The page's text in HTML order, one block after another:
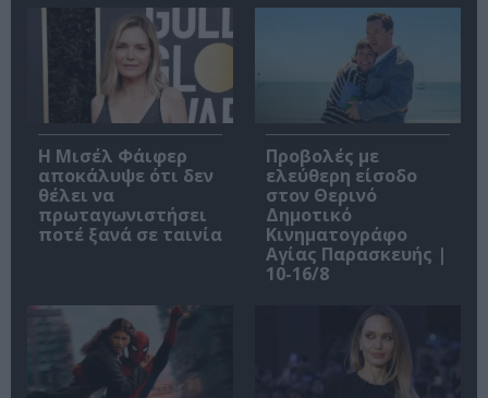
Η Μισέλ Φάιφερ
αποκάλυψε ότι δεν
θέλει να
πρωταγωνιστήσει
ποτέ ξανά σε ταινία
Προβολές με
ελεύθερη είσοδο
στον Θερινό
Δημοτικό
Κινηματογράφο
Αγίας Παρασκευής |
10-16/8